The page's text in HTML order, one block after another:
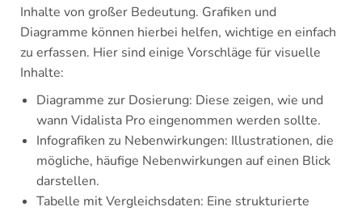
Inhalte von großer Bedeutung. Grafiken und
Diagramme können hierbei helfen, wichtige en einfach
zu erfassen. Hier sind einige Vorschläge für visuelle
Inhalte:
Diagramme zur Dosierung: Diese zeigen, wie und
wann Vidalista Pro eingenommen werden sollte.
Infografiken zu Nebenwirkungen: Illustrationen, die
mögliche, häufige Nebenwirkungen auf einen Blick
darstellen.
Tabelle mit Vergleichsdaten: Eine strukturierte